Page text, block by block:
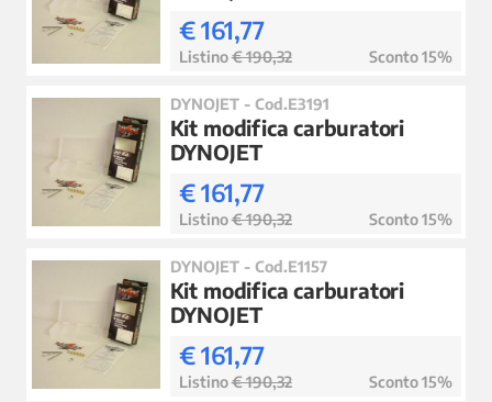
€ 161,77
Listino€ 190,32 Sconto 15%
DYNOJET - Cod.E3191
Kit modifica carburatori
DYNOJET
€ 161,77
Listino€ 190,32 Sconto 15%
DYNOJET - Cod.E1157
Kit modifica carburatori
DYNOJET
€ 161,77
Listino€ 190,32 Sconto 15%